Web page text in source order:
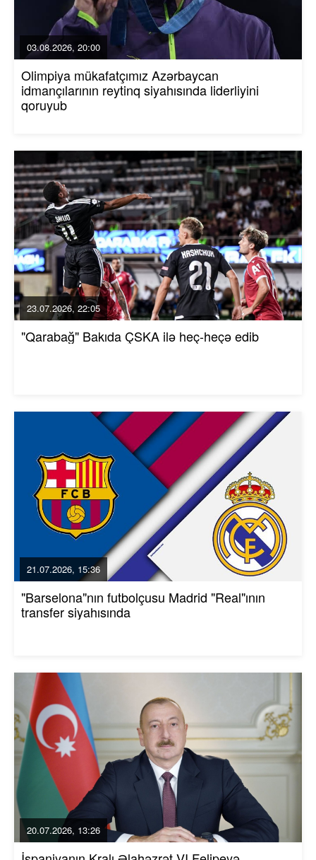
03.08.2026, 20:00
Olimpiya mükafatçımız Azərbaycan
idmançılarının reytinq siyahısında liderliyini
qoruyub
23.07.2026, 22:05
"Qarabağ" Bakıda ÇSKA ilə heç-heçə edib
21.07.2026, 15:36
"Barselona"nın futbolçusu Madrid "Real"ının
transfer siyahısında
20.07.2026, 13:26